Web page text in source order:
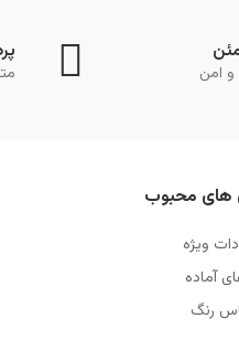
امن
های محبوب
ویژه
آماده
رنگ